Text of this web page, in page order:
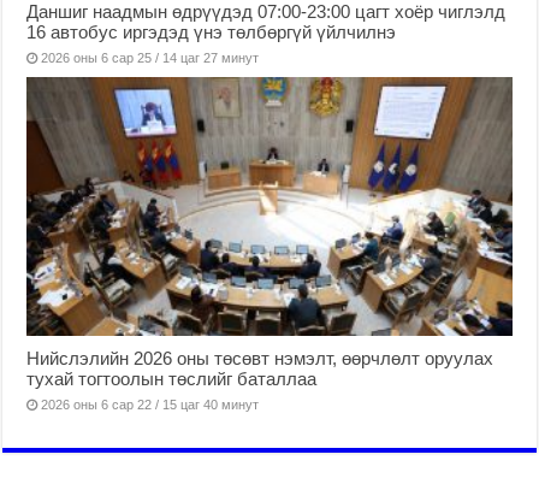
Даншиг наадмын өдрүүдэд 07:00-23:00 цагт хоёр чиглэлд
16 автобус иргэдэд үнэ төлбөргүй үйлчилнэ
2026 оны 6 сар 25 / 14 цаг 27 минут
Нийслэлийн 2026 оны төсөвт нэмэлт, өөрчлөлт оруулах
тухай тогтоолын төслийг баталлаа
2026 оны 6 сар 22 / 15 цаг 40 минут